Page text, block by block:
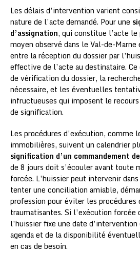
Les délais d’intervention varient
nature de l’acte demandé. Pour une
d’assignation, qui constitue l’acte
moyen observé dans le Val-de-
entre la réception du dossier par
effective de l’acte au destinataire.
de vérification du dossier, la
nécessaire, et les éventuelles
infructueuses qui imposent le
de signification.
Les procédures d’exécution, comme
immobilières, suivent un calendrier
signification d’un commandement
de 8 jours doit s’écouler avant toute
forcée. L’huissier peut intervenir
tenter une conciliation amiable,
profession pour éviter les procédures
traumatisantes. Si l’exécution forcée
l’huissier fixe une date
agenda et de la disponibilité
en cas de besoin.